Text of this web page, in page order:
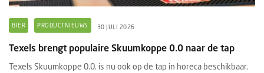
BIER PRODUCTNIEUWS 30 JULI 2026
Texels brengt populaire Skuumkoppe 0.0 naar de tap
Texels Skuumkoppe 0.0. is nu ook op de tap in horeca beschikbaar.